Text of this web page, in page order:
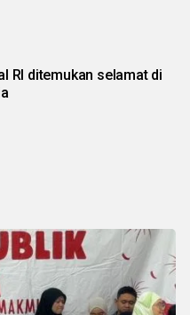
RI ditemukan selamat di